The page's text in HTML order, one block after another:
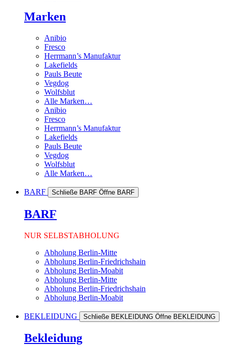
Marken
Anibio
Fresco
Herrmann’s Manufaktur
Lakefields
Pauls Beute
Vegdog
Wolfsblut
Alle Marken…
Anibio
Fresco
Herrmann’s Manufaktur
Lakefields
Pauls Beute
Vegdog
Wolfsblut
Alle Marken…
BARF Schließe BARF Öffne BARF
BARF
NUR SELBSTABHOLUNG
Abholung Berlin-Mitte
Abholung Berlin-Friedrichshain
Abholung Berlin-Moabit
Abholung Berlin-Mitte
Abholung Berlin-Friedrichshain
Abholung Berlin-Moabit
BEKLEIDUNG Schließe BEKLEIDUNG Öffne BEKLEIDUNG
Bekleidung